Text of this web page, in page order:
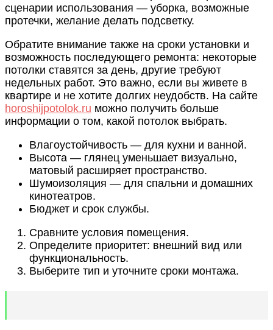
сценарии использования — уборка, возможные
протечки, желание делать подсветку.
Обратите внимание также на сроки установки и
возможность последующего ремонта: некоторые
потолки ставятся за день, другие требуют
недельных работ. Это важно, если вы живете в
квартире и не хотите долгих неудобств. На сайте
horoshijpotolok.ru можно получить больше
информации о том, какой потолок выбрать.
Влагоустойчивость — для кухни и ванной.
Высота — глянец уменьшает визуально,
матовый расширяет пространство.
Шумоизоляция — для спальни и домашних
кинотеатров.
Бюджет и срок службы.
Сравните условия помещения.
Определите приоритет: внешний вид или
функциональность.
Выберите тип и уточните сроки монтажа.